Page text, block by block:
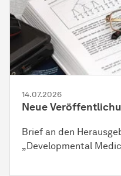
14.07.2026
Neue
Brief an den
„Developmental